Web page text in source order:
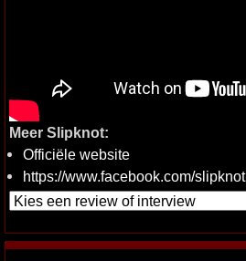
Meer Slipknot:
Officiële website
https://www.facebook.com/slipknot